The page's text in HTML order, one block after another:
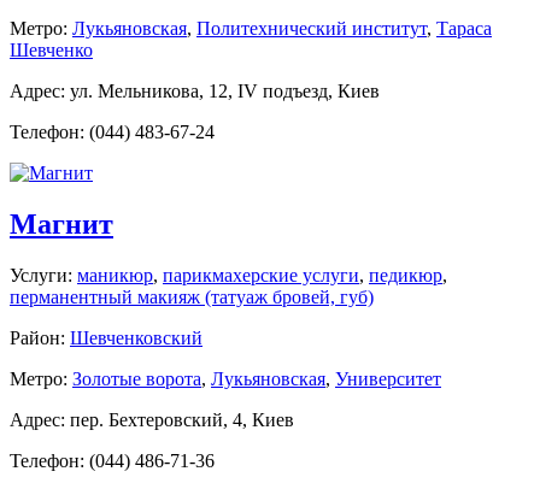
Метро: Лукьяновская, Политехнический институт, Тараса
Шевченко
Адрес: ул. Мельникова, 12, IV подъезд, Киев
Телефон: (044) 483-67-24
Магнит
Услуги: маникюр, парикмахерские услуги, педикюр,
перманентный макияж (татуаж бровей, губ)
Район: Шевченковский
Метро: Золотые ворота, Лукьяновская, Университет
Адрес: пер. Бехтеровский, 4, Киев
Телефон: (044) 486-71-36